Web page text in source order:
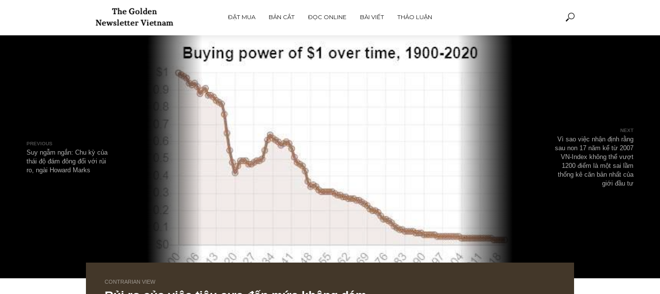
ĐẶT MUA BẢN CẮT ĐỌC ONLINE BÀI VIẾT
PREVIOUS
Suy ngẫm ngắn: Chu kỳ của
Vì sao việc
sau non 17
VN-Index
1200 điểm